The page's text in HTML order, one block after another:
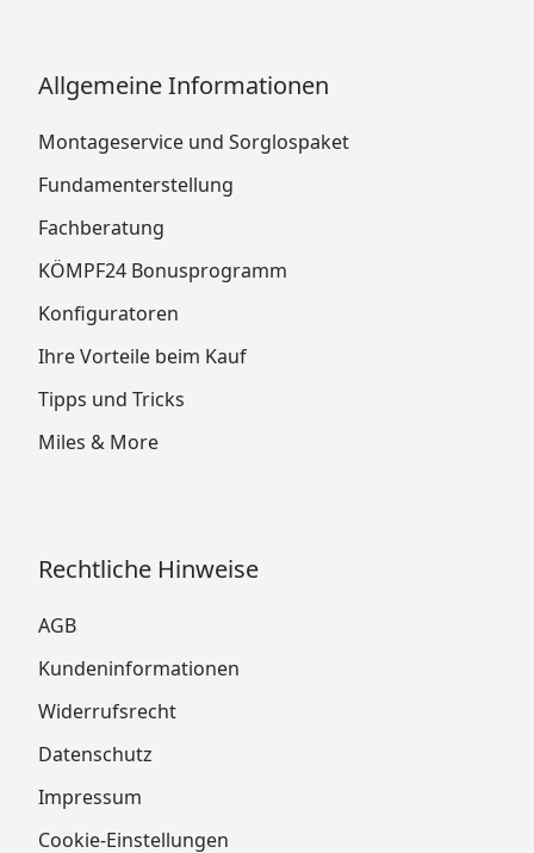
Allgemeine Informationen
Montageservice und Sorglospaket
Fundamenterstellung
Fachberatung
KÖMPF24 Bonusprogramm
Konfiguratoren
Ihre Vorteile beim Kauf
Tipps und Tricks
Miles & More
Rechtliche Hinweise
AGB
Kundeninformationen
Widerrufsrecht
Datenschutz
Impressum
Cookie-Einstellungen